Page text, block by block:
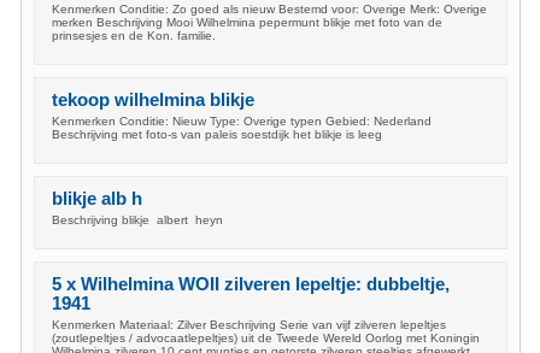
Kenmerken Conditie: Zo goed als nieuw Bestemd voor: Overige Merk: Overige
merken Beschrijving Mooi Wilhelmina pepermunt blikje met foto van de
prinsesjes en de Kon. familie.
tekoop wilhelmina blikje
Kenmerken Conditie: Nieuw Type: Overige typen Gebied: Nederland
Beschrijving met foto-s van paleis soestdijk het blikje is leeg
blikje alb h
Beschrijving blikje albert heyn
5 x Wilhelmina WOII zilveren lepeltje: dubbeltje,
1941
Kenmerken Materiaal: Zilver Beschrijving Serie van vijf zilveren lepeltjes
(zoutlepeltjes / advocaatlepeltjes) uit de Tweede Wereld Oorlog met Koningin